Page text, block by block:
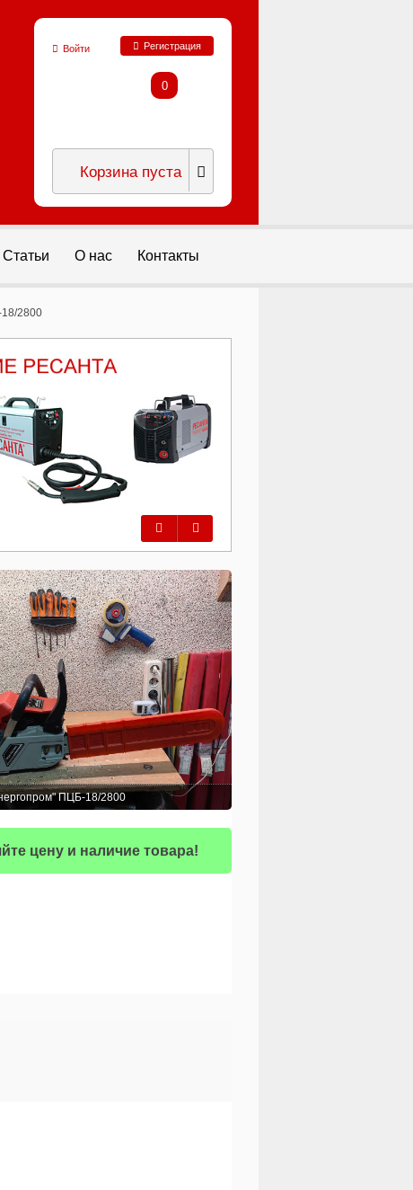
Войти Регистрация
0
Корзина пуста
Статьи О нас Контакты
2800
Предыдущий
Следующий
ПЦБ-18/2800
цену и наличие товара!